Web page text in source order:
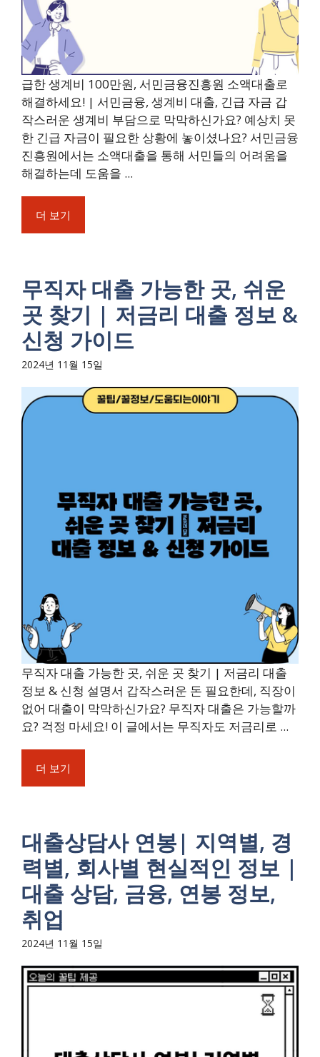
급한 생계비 100만원, 서민금융진흥원 소액대출로
해결하세요! | 서민금융, 생계비 대출, 긴급 자금 갑
작스러운 생계비 부담으로 막막하신가요? 예상치 못
한 긴급 자금이 필요한 상황에 놓이셨나요? 서민금융
진흥원에서는 소액대출을 통해 서민들의 어려움을
해결하는데 도움을 ...
더 보기
무직자 대출 가능한 곳, 쉬운
곳 찾기 | 저금리 대출 정보 &
신청 가이드
2024년 11월 15일
무직자 대출 가능한 곳, 쉬운 곳 찾기 | 저금리 대출
정보 & 신청 설명서 갑작스러운 돈 필요한데, 직장이
없어 대출이 막막하신가요? 무직자 대출은 가능할까
요? 걱정 마세요! 이 글에서는 무직자도 저금리로 ...
더 보기
대출상담사 연봉| 지역별, 경
력별, 회사별 현실적인 정보 |
대출 상담, 금융, 연봉 정보,
취업
2024년 11월 15일